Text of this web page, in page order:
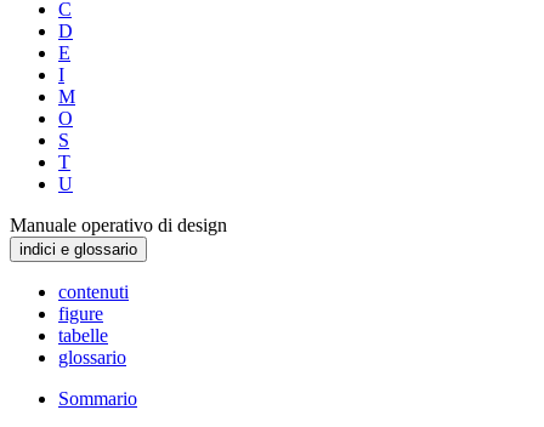
C
D
E
I
M
O
S
T
U
Manuale operativo di design
indici e glossario
contenuti
figure
tabelle
glossario
Sommario